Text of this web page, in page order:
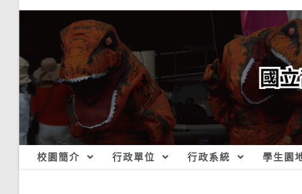
校園簡介 行政單位 行政系統 學生園